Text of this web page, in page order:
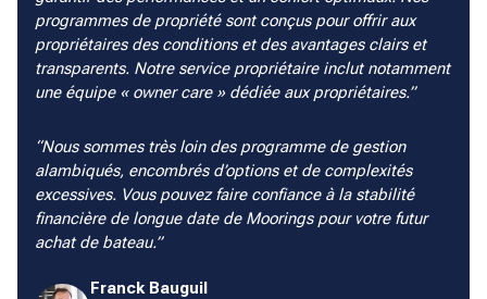
programmes de propriété sont conçus pour offrir aux
propriétaires des conditions et des avantages clairs et
transparents. Notre service propriétaire inclut notamment
une équipe « owner care » dédiée aux propriétaires.
Nous sommes très loin des programme de gestion
alambiqués, encombrés d’options et de complexités
excessives. Vous pouvez faire confiance à la stabilité
financière de longue date de Moorings pour votre futur
achat de bateau.
Franck Bauguil